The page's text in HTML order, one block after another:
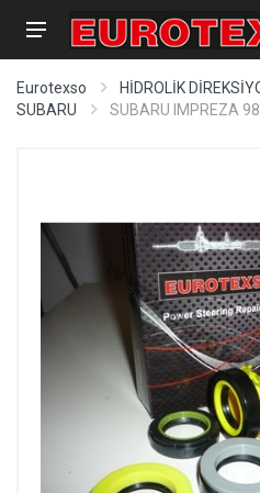
Eurotexso
HİDROLİK
SUBARU
SUBARU IMPREZA